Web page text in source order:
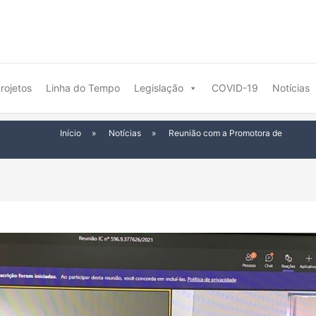
Linha do Tempo Legislação COVID-19 Notícias
Início » Notícias » Reunião com a Promotora de